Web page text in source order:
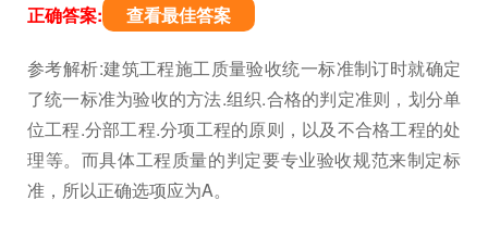
正确答案: 查看最佳答案
参考解析:建筑工程施工质量验收统一标准制订时就确定
了统一标准为验收的方法.组织.合格的判定准则，划分单
位工程.分部工程.分项工程的原则，以及不合格工程的处
理等。而具体工程质量的判定要专业验收规范来制定标
准，所以正确选项应为A。